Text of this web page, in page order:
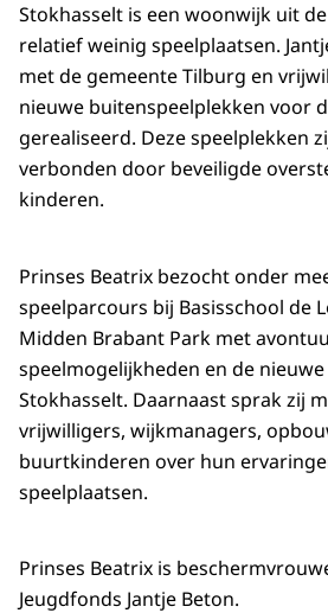
Stokhasselt is een woonwijk uit
relatief weinig speelplaatsen.
met de gemeente Tilburg en
nieuwe buitenspeelplekken voor
gerealiseerd. Deze speelplekken
verbonden door beveiligde
kinderen.
Prinses Beatrix bezocht onder
speelparcours bij Basisschool de
Midden Brabant Park met
speelmogelijkheden en de
Stokhasselt. Daarnaast sprak zij
vrijwilligers, wijkmanagers,
buurtkinderen over hun
speelplaatsen.
Prinses Beatrix is
Jeugdfonds Jantje Beton.